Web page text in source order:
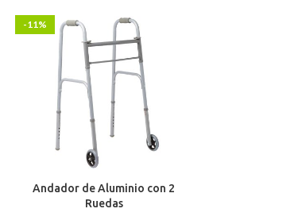
-11%
Andador de Aluminio con 2
Ruedas